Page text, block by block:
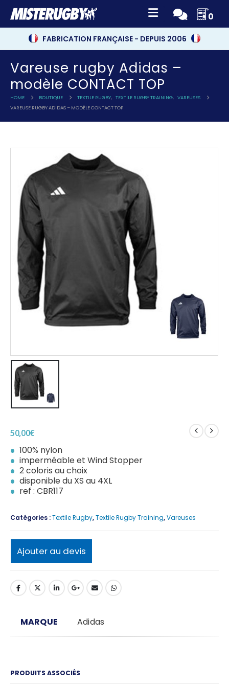
0
FABRICATION FRANÇAISE - DEPUIS 2006
Vareuse rugby Adidas –
modèle CONTACT TOP
HOME BOUTIQUE TEXTILE RUGBY, TEXTILE RUGBY TRAINING, VAREUSES
VAREUSE RUGBY ADIDAS – MODÈLE CONTACT TOP
50,00€
100% nylon
imperméable et Wind Stopper
2 coloris au choix
disponible du XS au 4XL
ref : CBR117
Catégories :Textile Rugby,Textile Rugby Training,Vareuses
Ajouter au devis
MARQUE Adidas
PRODUITS ASSOCIÉS